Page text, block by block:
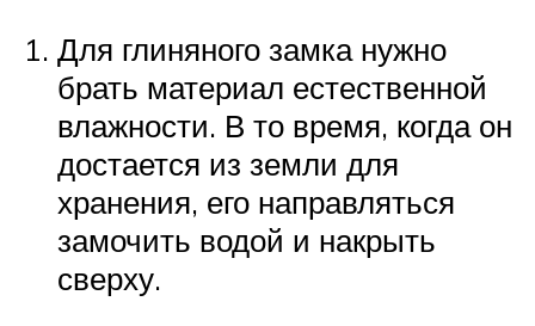
Для глиняного замка нужно
брать материал естественной
влажности. В то время, когда он
достается из земли для
хранения, его направляться
замочить водой и накрыть
сверху.